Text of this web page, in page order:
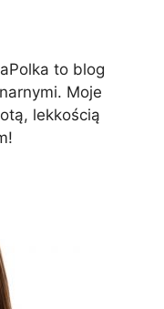
to blog
Moje
lekkością